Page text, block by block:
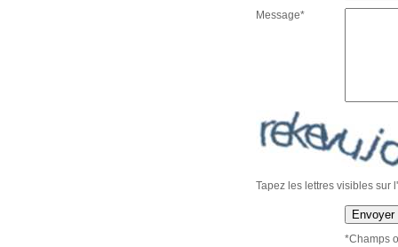
Message*
Tapez les lettres visibles sur
Envoyer
*Champs